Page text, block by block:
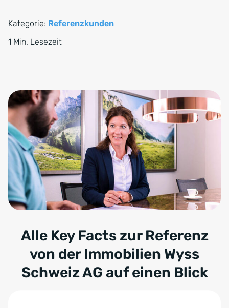
Kategorie: Referenzkunden
1 Min. Lesezeit
Alle Key Facts zur Referenz
von der Immobilien Wyss
Schweiz AG auf einen Blick